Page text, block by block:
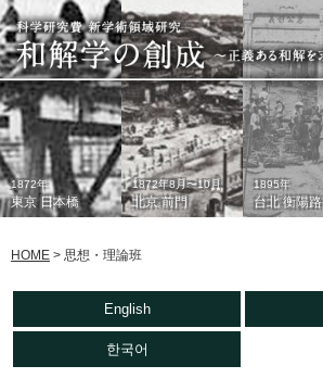
1872年
東京 日本橋
1872年8月〜10月
北京 前門
1895年
台北 衡陽路
HOME > 思想・理論班
English
한국어